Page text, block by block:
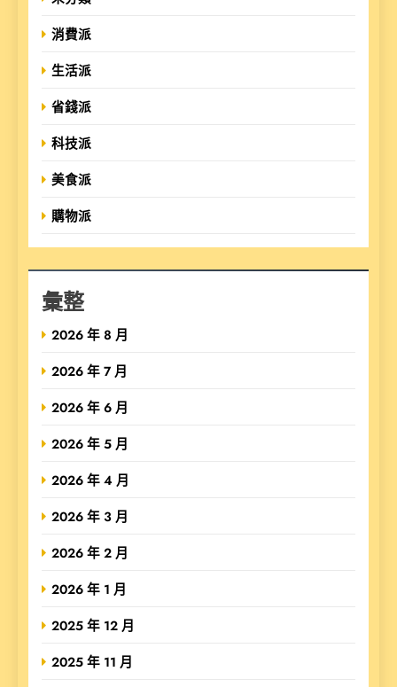
消費派
生活派
省錢派
科技派
美食派
購物派
彙整
2026 年 8 月
2026 年 7 月
2026 年 6 月
2026 年 5 月
2026 年 4 月
2026 年 3 月
2026 年 2 月
2026 年 1 月
2025 年 12 月
2025 年 11 月